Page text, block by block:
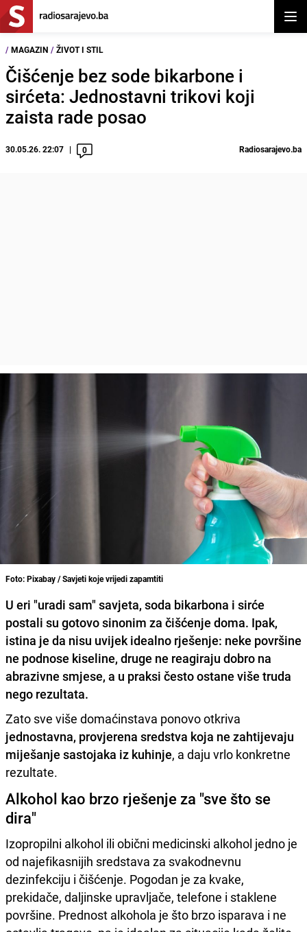
/ MAGAZIN / ŽIVOT I STIL
Čišćenje bez sode bikarbone i
sirćeta: Jednostavni trikovi koji
zaista rade posao
30.05.26. 22:07 0 Radiosarajevo.ba
Foto: Pixabay / Savjeti koje vrijedi zapamtiti
U eri "uradi sam" savjeta, soda bikarbona i sirće
postali su gotovo sinonim za čišćenje doma. Ipak,
istina je da nisu uvijek idealno rješenje: neke površine
ne podnose kiseline, druge ne reagiraju dobro na
abrazivne smjese, a u praksi često ostane više truda
nego rezultata.
Zato sve više domaćinstava ponovo otkriva
jednostavna, provjerena sredstva koja ne zahtijevaju
miješanje sastojaka iz kuhinje, a daju vrlo konkretne
rezultate.
Alkohol kao brzo rješenje za "sve što se
dira"
Izopropilni alkohol ili obični medicinski alkohol jedno je
od najefikasnijih sredstava za svakodnevnu
dezinfekciju i čišćenje. Pogodan je za kvake,
prekidače, daljinske upravljače, telefone i staklene
površine. Prednost alkohola je što brzo isparava i ne